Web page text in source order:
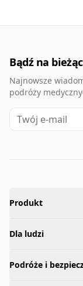
Bądź na
Najnowsze
podróży
Produkt
Dla ludzi
Podróże i